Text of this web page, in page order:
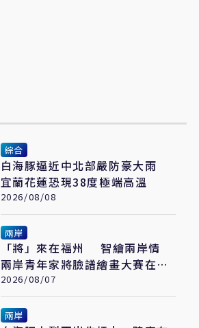
綜合
白海豚逼近中北部嚴防豪大雨
宜蘭花蓮恐現38度極端高溫
2026/08/08
兩岸
「將」來在福州 智繪兩岸情
兩岸青年家將臉譜繪畫大賽在福
州開幕
2026/08/07
兩岸